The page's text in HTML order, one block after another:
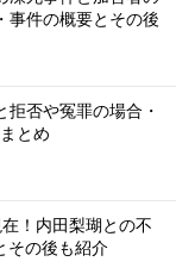
事件の概要とその後
否や冤罪の場合・
とめ
！内田梨瑚との不
その後も紹介